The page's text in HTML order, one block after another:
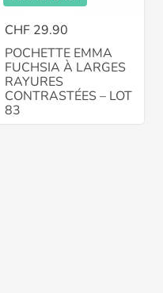
CHF 29.90
POCHETTE EMMA
FUCHSIA À LARGES
RAYURES
CONTRASTÉES – LOT
83